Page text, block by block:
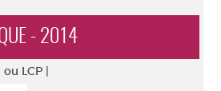
- 2014
LCP |